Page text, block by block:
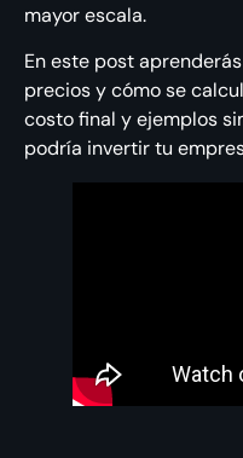
mayor escala.
En este post
precios y cómo se
costo final y ejemplos
podría invertir tu